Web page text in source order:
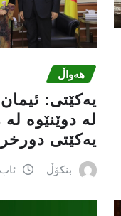
هەواڵ
یه‌كێتی:
له‌ دوێنێوه‌
یه‌كێتی
بنکۆڵ ئاب 6, 2026